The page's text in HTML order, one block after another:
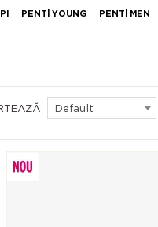
PENTİ YOUNG PENTİ MEN
Default